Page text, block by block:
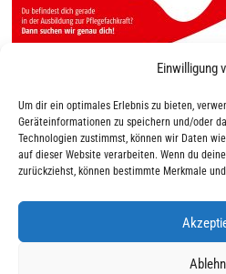
Einwilligung
Um dir ein optimales Erlebnis zu bieten,
Geräteinformationen zu speichern und/oder
Technologien zustimmst, können wir Daten
auf dieser Website verarbeiten. Wenn du
zurückziehst, können bestimmte Merkmale
©